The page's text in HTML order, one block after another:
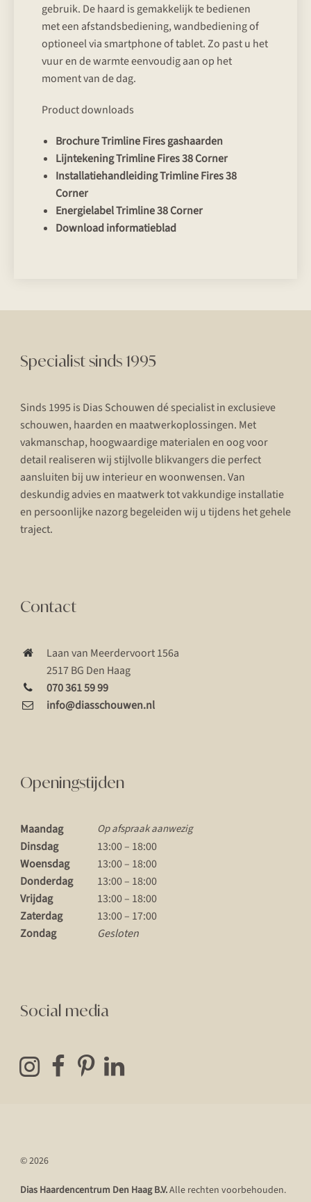
gebruik. De haard is gemakkelijk te bedienen
met een afstandsbediening, wandbediening of
optioneel via smartphone of tablet. Zo past u het
vuur en de warmte eenvoudig aan op het
moment van de dag.
Product downloads
Brochure Trimline Fires gashaarden
Lijntekening Trimline Fires 38 Corner
Installatiehandleiding Trimline Fires 38
Corner
Energielabel Trimline 38 Corner
Download informatieblad
Specialist sinds 1995
Sinds 1995 is Dias Schouwen dé specialist in exclusieve
schouwen, haarden en maatwerkoplossingen. Met
vakmanschap, hoogwaardige materialen en oog voor
detail realiseren wij stijlvolle blikvangers die perfect
aansluiten bij uw interieur en woonwensen. Van
deskundig advies en maatwerk tot vakkundige installatie
en persoonlijke nazorg begeleiden wij u tijdens het gehele
traject.
Contact
Laan van Meerdervoort 156a
2517 BG Den Haag
070 361 59 99
info@diasschouwen.nl
Openingstijden
Maandag Op afspraak aanwezig
Dinsdag
13:00 – 18:00
Woensdag
13:00 – 18:00
Donderdag
13:00 – 18:00
Vrijdag
13:00 – 18:00
Zaterdag
13:00 – 17:00
Zondag
Gesloten
Social media
© 2026
Dias Haardencentrum Den Haag B.V.Alle rechten voorbehouden.